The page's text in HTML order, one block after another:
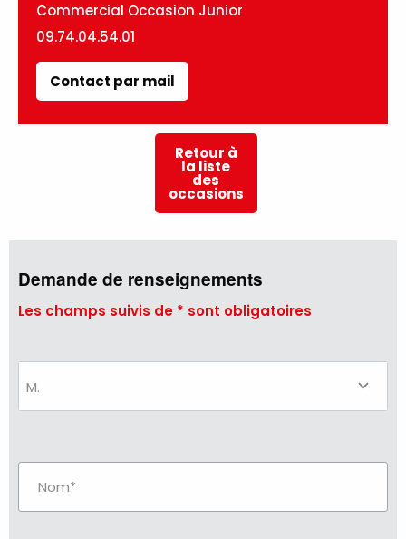
Commercial Occasion Junior
09.74.04.54.01
Contact par mail
Retour à
la liste
des
occasions
Demande de renseignements
Les champs suivis de * sont obligatoires
M.